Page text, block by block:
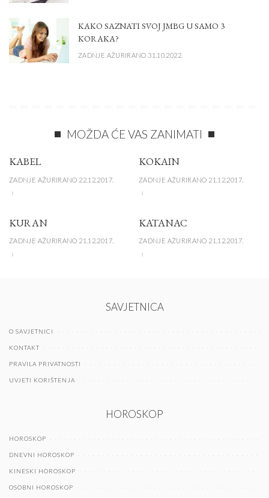
KAKO SAZNATI SVOJ JMBG U SAMO 3
KORAKA?
ZADNJE AŽURIRANO 31.10.2022.
MOŽDA ĆE VAS ZANIMATI
KABEL
ZADNJE AŽURIRANO 22.12.2017.
KOKAIN
ZADNJE AŽURIRANO 21.12.2017.
KURAN
ZADNJE AŽURIRANO 21.12.2017.
KATANAC
ZADNJE AŽURIRANO 21.12.2017.
SAVJETNICA
O SAVJETNICI
KONTAKT
PRAVILA PRIVATNOSTI
UVJETI KORIŠTENJA
HOROSKOP
HOROSKOP
DNEVNI HOROSKOP
KINESKI HOROSKOP
OSOBNI HOROSKOP